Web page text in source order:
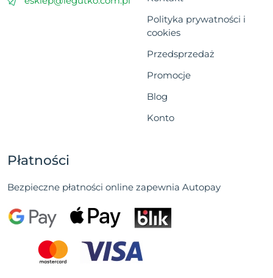
Polityka prywatności i
cookies
Przedsprzedaż
Promocje
Blog
Konto
Płatności
Bezpieczne płatności online zapewnia Autopay